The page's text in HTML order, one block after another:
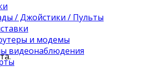
/ Джойстики / Пульты
и модемы
видеонаблюдения